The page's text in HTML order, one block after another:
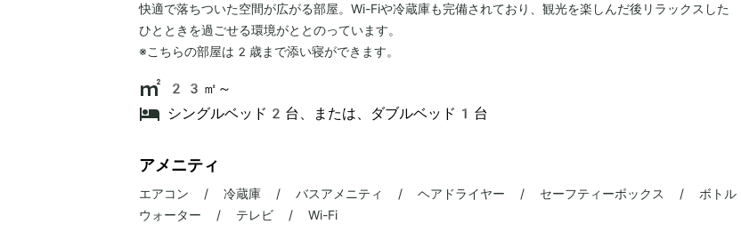
快適で落ちついた空間が広がる部屋。Wi-Fiや冷蔵庫も完備されており、観光を楽しんだ後リラックスした
ひとときを過ごせる環境がととのっています。
※こちらの部屋は2歳まで添い寝ができます。
23㎡～
シングルベッド2台、または、ダブルベッド1台
アメニティ
エアコン / 冷蔵庫 / バスアメニティ / ヘアドライヤー / セーフティーボックス / ボトル
ウォーター / テレビ / Wi-Fi